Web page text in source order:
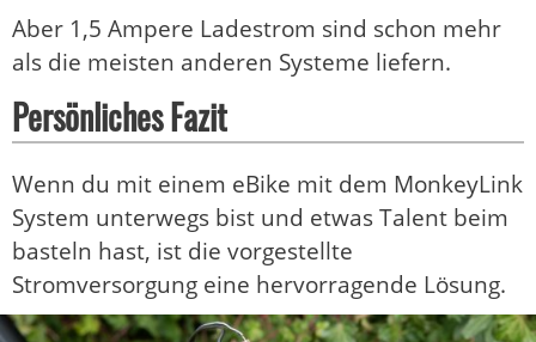
Aber 1,5 Ampere Ladestrom sind schon mehr
als die meisten anderen Systeme liefern.
Persönliches Fazit
Wenn du mit einem eBike mit dem MonkeyLink
System unterwegs bist und etwas Talent beim
basteln hast, ist die vorgestellte
Stromversorgung eine hervorragende Lösung.